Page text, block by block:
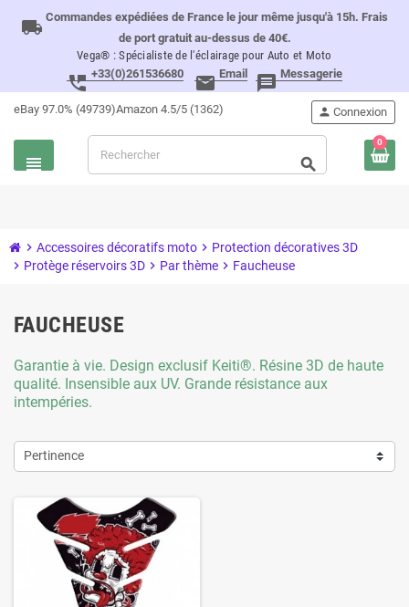
local_shipping Commandes expédiées de France le jour même jusqu'à 15h. Frais
de port gratuit au-dessus de 40€.
Vega® : Spécialiste de l'éclairage pour Auto et Moto
perm_phone_msg +33(0)261536680 email Email message Messagerie
eBay 97.0% (49739)Amazon 4.5/5 (1362)
view_headline
person Connexion
search
0
chevron_right Accessoires décoratifs moto chevron_right Protection décoratives 3D
chevron_right Protège réservoirs 3D chevron_right Par thème chevron_right Faucheuse
FAUCHEUSE
Garantie à vie. Design exclusif Keiti®. Résine 3D de haute
qualité. Insensible aux UV. Grande résistance aux
intempéries.
Pertinence